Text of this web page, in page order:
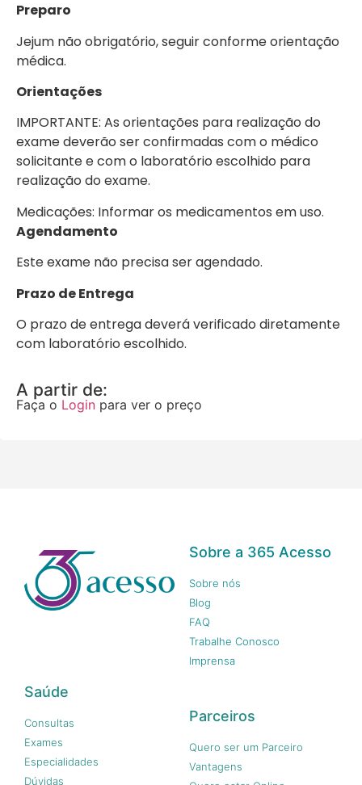
Preparo
Jejum não obrigatório, seguir conforme orientação
médica.
Orientações
IMPORTANTE: As orientações para realização do
exame deverão ser confirmadas com o médico
solicitante e com o laboratório escolhido para
realização do exame.
Medicações: Informar os medicamentos em uso.
Agendamento
Este exame não precisa ser agendado.
Prazo de Entrega
O prazo de entrega deverá verificado diretamente
com laboratório escolhido.
A partir de:
Faça o Login para ver o preço
Sobre a 365 Acesso
Sobre nós
Blog
FAQ
Trabalhe Conosco
Imprensa
Saúde
Consultas
Exames
Especialidades
Dúvidas
Parceiros
Quero ser um Parceiro
Vantagens